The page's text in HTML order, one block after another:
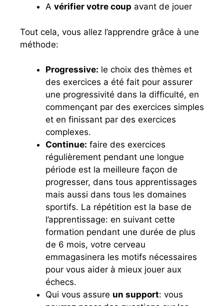
A vérifier votre coup avant de jouer
Tout cela, vous allez l’apprendre grâce à une
méthode:
Progressive: le choix des thèmes et
des exercices a été fait pour assurer
une progressivité dans la difficulté, en
commençant par des exercices simples
et en finissant par des exercices
complexes.
Continue: faire des exercices
régulièrement pendant une longue
période est la meilleure façon de
progresser, dans tous apprentissages
mais aussi dans tous les domaines
sportifs. La répétition est la base de
l’apprentissage: en suivant cette
formation pendant une durée de plus
de 6 mois, votre cerveau
emmagasinera les motifs nécessaires
pour vous aider à mieux jouer aux
échecs.
Qui vous assure un support: vous